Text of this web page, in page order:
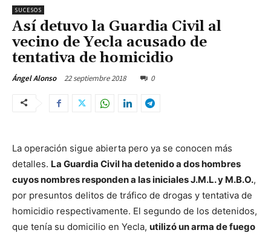
SUCESOS
Así detuvo la Guardia Civil al
vecino de Yecla acusado de
tentativa de homicidio
Ángel Alonso 22 septiembre 2018 0
La operación sigue abierta pero ya se conocen más
detalles. La Guardia Civil ha detenido a dos hombres
cuyos nombres responden a las iniciales J.M.L. y M.B.O.,
por presuntos delitos de tráfico de drogas y tentativa de
homicidio respectivamente. El segundo de los detenidos,
que tenía su domicilio en Yecla, utilizó un arma de fuego